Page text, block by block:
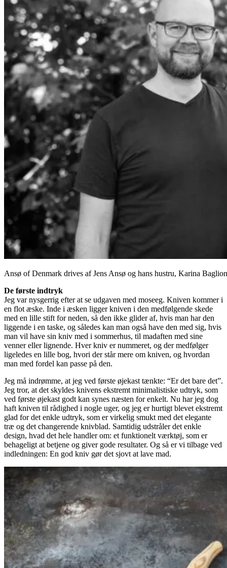
Ansø of Denmark drives af Jens Ansø og hans hustru, Karina
De første indtryk
Jeg var nysgerrig efter at se udgaven med moseeg. Kniven kommer i
en flot æske. Inde i æsken ligger kniven i den medfølgende skede
med en lille stift for neden, så den ikke glider af, hvis man har den
liggende i en taske, og således kan man også have den med sig, hvis
man vil have sin kniv med i sommerhus, til madaften med sine
venner eller lignende. Hver kniv er nummeret, og der medfølger
ligeledes en lille bog, hvori der står mere om kniven, og hvordan
man med fordel kan passe på den.
Jeg må indrømme, at jeg ved første øjekast tænkte: “Er det bare det”.
Jeg tror, at det skyldes knivens ekstremt minimalistiske udtryk, som
ved første øjekast godt kan synes næsten for enkelt. Nu har jeg dog
haft kniven til rådighed i nogle uger, og jeg er hurtigt blevet ekstremt
glad for det enkle udtryk, som er virkelig smukt med det elegante
træ og det changerende knivblad. Samtidig udstråler det enkle
design, hvad det hele handler om: et funktionelt værktøj, som er
behageligt at betjene og giver gode resultater. Og så er vi tilbage ved
indledningen: En god kniv gør det sjovt at lave mad.